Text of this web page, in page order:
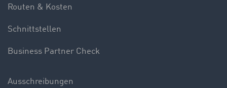
Routen & Kosten
Schnittstellen
Business Partner Check
Ausschreibungen